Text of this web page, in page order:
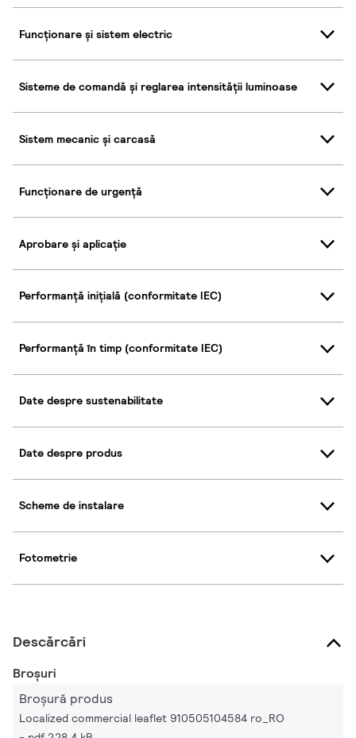
Funcționare și sistem electric
Sisteme de comandă și reglarea intensității luminoase
Sistem mecanic și carcasă
Funcționare de urgență
Aprobare și aplicație
Performanță inițială (conformitate IEC)
Performanță în timp (conformitate IEC)
Date despre sustenabilitate
Date despre produs
Scheme de instalare
Fotometrie
Descărcări
Broșuri
Broșură produs
Localized commercial leaflet 910505104584 ro_RO